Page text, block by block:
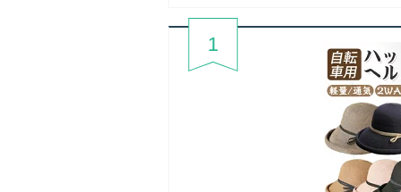
1